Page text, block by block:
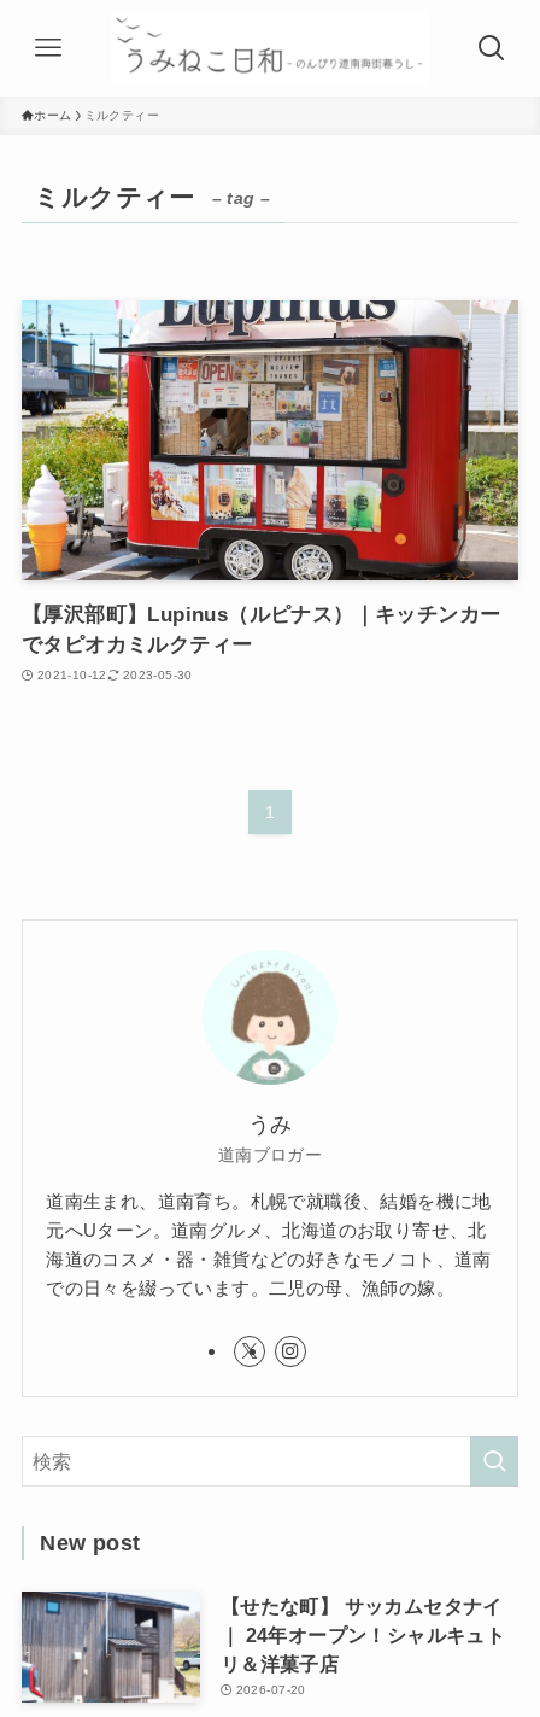
ホーム ミルクティー
ミルクティー – tag –
【厚沢部町】Lupinus（ルピナス）｜キッチンカー
でタピオカミルクティー
2021-10-12 2023-05-30
1
うみ
道南ブロガー
道南生まれ、道南育ち。札幌で就職後、結婚を機に地
元へUターン。道南グルメ、北海道のお取り寄せ、北
海道のコスメ・器・雑貨などの好きなモノコト、道南
での日々を綴っています。二児の母、漁師の嫁。
New post
【せたな町】 サッカムセタナイ
｜ 24年オープン！シャルキュト
リ＆洋菓子店
2026-07-20